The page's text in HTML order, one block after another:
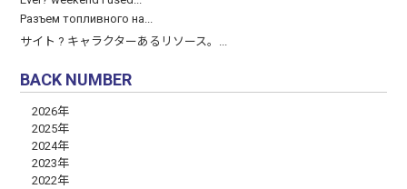
Разъем топливного на...
サイト ? キャラクターあるリソース。...
BACK NUMBER
2026年
2025年
2024年
2023年
2022年